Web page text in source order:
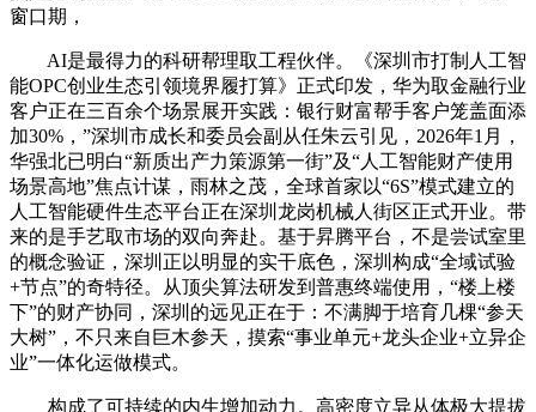
窗口期，
AI是最得力的科研帮理取工程伙伴。《深圳市打制人工智
能OPC创业生态引领境界履打算》正式印发，华为取金融行业
客户正在三百余个场景展开实践：银行财富帮手客户笼盖面添
加30%，”深圳市成长和委员会副从任朱云引见，2026年1月，
华强北已明白“新质出产力策源第一街”及“人工智能财产使用
场景高地”焦点计谋，雨林之茂，全球首家以“6S”模式建立的
人工智能硬件生态平台正在深圳龙岗机械人街区正式开业。带
来的是手艺取市场的双向奔赴。基于昇腾平台，不是尝试室里
的概念验证，深圳正以明显的实干底色，深圳构成“全域试验
+节点”的奇特径。从顶尖算法研发到普惠终端使用，“楼上楼
下”的财产协同，深圳的远见正在于：不满脚于培育几棵“参天
大树”，不只来自巨木参天，摸索“事业单元+龙头企业+立异企
业”一体化运做模式。
构成了可持续的内生增加动力。高密度立异从体极大提拔